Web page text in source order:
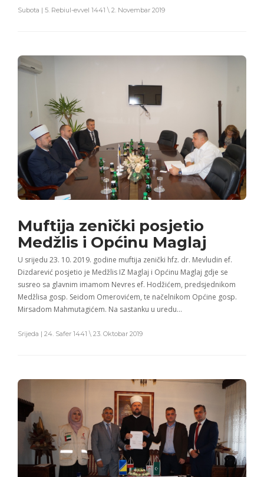
Subota | 5. Rebiul-evvel 1441 \ 2. Novembar 2019
Muftija zenički posjetio
Medžlis i Općinu Maglaj
U srijedu 23. 10. 2019. godine muftija zenički hfz. dr. Mevludin ef.
Dizdarević posjetio je Medžlis IZ Maglaj i Općinu Maglaj gdje se
susreo sa glavnim imamom Nevres ef. Hodžićem, predsjednikom
Medžlisa gosp. Seidom Omerovićem, te načelnikom Općine gosp.
Mirsadom Mahmutagićem. Na sastanku u uredu…
Srijeda | 24. Safer 1441 \ 23. Oktobar 2019